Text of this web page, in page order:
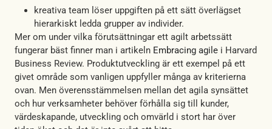
kreativa team löser uppgiften på ett sätt överlägset
hierarkiskt ledda grupper av individer.
Mer om under vilka förutsättningar ett agilt arbetssätt
fungerar bäst finner man i artikeln Embracing agile i Harvard
Business Review. Produktutveckling är ett exempel på ett
givet område som vanligen uppfyller många av kriterierna
ovan. Men överensstämmelsen mellan det agila synsättet
och hur verksamheter behöver förhålla sig till kunder,
värdeskapande, utveckling och omvärld i stort har över